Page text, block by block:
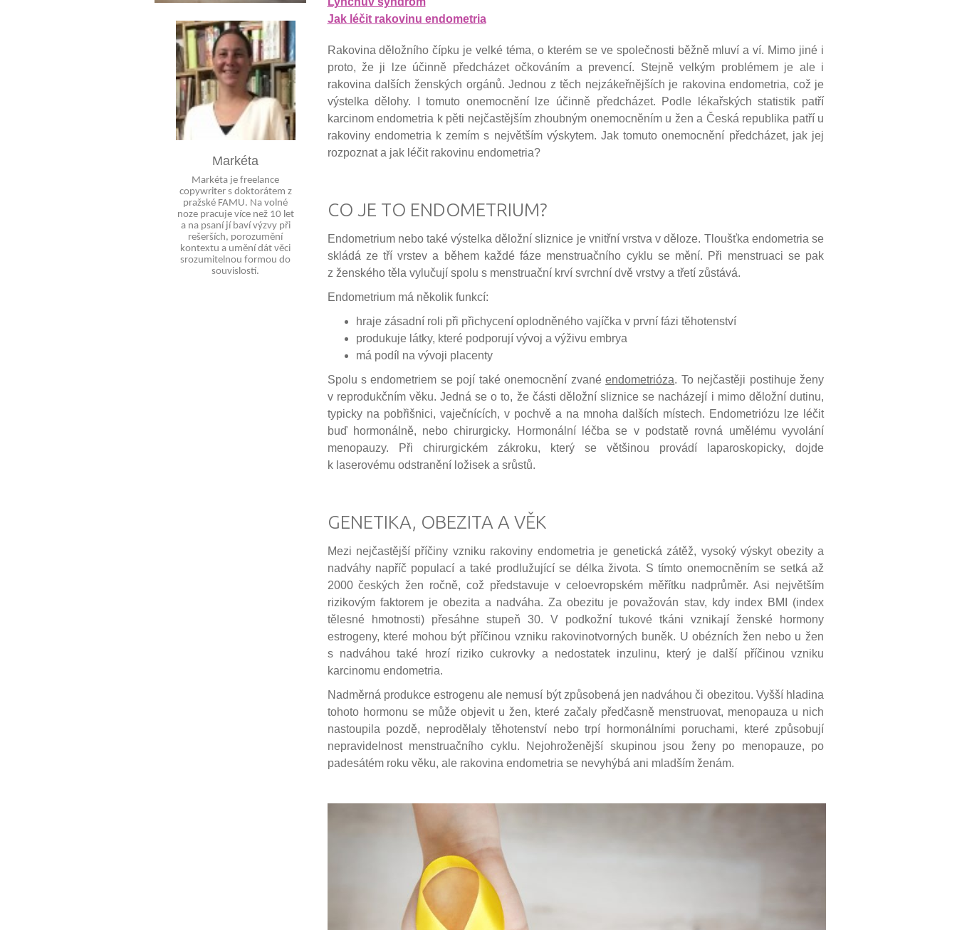
Markéta
Markéta je freelance
copywriter s doktorátem z
pražské FAMU. Na volné
noze pracuje více než 10 let
a na psaní jí baví výzvy při
rešerších, porozumění
kontextu a umění dát věci
srozumitelnou formou do
souvislostí.
Jak léčit rakovinu endometria
Rakovina děložního čípku je velké téma, o kterém se ve společnosti běžně mluví a ví. Mimo jiné i
proto, že ji lze účinně předcházet očkováním a prevencí. Stejně velkým problémem je ale i
rakovina dalších ženských orgánů. Jednou z těch nejzákeřnějších je rakovina endometria, což je
výstelka dělohy. I tomuto onemocnění lze účinně předcházet. Podle lékařských statistik patří
karcinom endometria k pěti nejčastějším zhoubným onemocněním u žen a Česká republika patří u
rakoviny endometria k zemím s největším výskytem. Jak tomuto onemocnění předcházet, jak jej
rozpoznat a jak léčit rakovinu endometria?
CO JE TO ENDOMETRIUM?
Endometrium nebo také výstelka děložní sliznice je vnitřní vrstva v děloze. Tloušťka endometria se
skládá ze tří vrstev a během každé fáze menstruačního cyklu se mění. Při menstruaci se pak
z ženského těla vylučují spolu s menstruační krví svrchní dvě vrstvy a třetí zůstává.
Endometrium má několik funkcí:
hraje zásadní roli při přichycení oplodněného vajíčka v první fázi těhotenství
produkuje látky, které podporují vývoj a výživu embrya
má podíl na vývoji placenty
Spolu s endometriem se pojí také onemocnění zvanéendometrióza. To nejčastěji postihuje ženy
v reprodukčním věku. Jedná se o to, že části děložní sliznice se nacházejí i mimo děložní dutinu,
typicky na pobřišnici, vaječnících, v pochvě a na mnoha dalších místech. Endometriózu lze léčit
buď hormonálně, nebo chirurgicky. Hormonální léčba se v podstatě rovná umělému vyvolání
menopauzy. Při chirurgickém zákroku, který se většinou provádí laparoskopicky, dojde
k laserovému odstranění ložisek a srůstů.
GENETIKA, OBEZITA A VĚK
Mezi nejčastější příčiny vzniku rakoviny endometria je genetická zátěž, vysoký výskyt obezity a
nadváhy napříč populací a také prodlužující se délka života. S tímto onemocněním se setká až
2000 českých žen ročně, což představuje v celoevropském měřítku nadprůměr. Asi největším
rizikovým faktorem je obezita a nadváha. Za obezitu je považován stav, kdy index BMI (index
tělesné hmotnosti) přesáhne stupeň 30. V podkožní tukové tkáni vznikají ženské hormony
estrogeny, které mohou být příčinou vzniku rakovinotvorných buněk. U obézních žen nebo u žen
s nadváhou také hrozí riziko cukrovky a nedostatek inzulinu, který je další příčinou vzniku
karcinomu endometria.
Nadměrná produkce estrogenu ale nemusí být způsobená jen nadváhou či obezitou. Vyšší hladina
tohoto hormonu se může objevit u žen, které začaly předčasně menstruovat, menopauza u nich
nastoupila pozdě, neprodělaly těhotenství nebo trpí hormonálními poruchami, které způsobují
nepravidelnost menstruačního cyklu. Nejohroženější skupinou jsou ženy po menopauze, po
padesátém roku věku, ale rakovina endometria se nevyhýbá ani mladším ženám.